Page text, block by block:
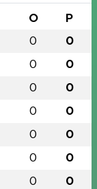
O P
0 0
0 0
0 0
0 0
0 0
0 0
0 0